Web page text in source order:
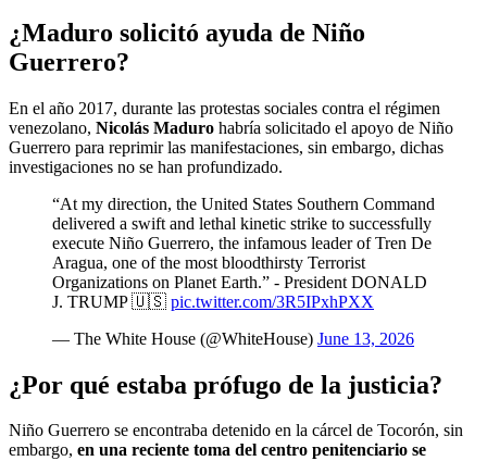
¿Maduro solicitó ayuda de Niño
Guerrero?
En el año 2017, durante las protestas sociales contra el régimen
venezolano, Nicolás Maduro habría solicitado el apoyo de Niño
Guerrero para reprimir las manifestaciones, sin embargo, dichas
investigaciones no se han profundizado.
“At my direction, the United States Southern Command
delivered a swift and lethal kinetic strike to successfully
execute Niño Guerrero, the infamous leader of Tren De
Aragua, one of the most bloodthirsty Terrorist
Organizations on Planet Earth.” - President DONALD
J. TRUMP 🇺🇸 pic.twitter.com/3R5IPxhPXX
— The White House (@WhiteHouse) June 13, 2026
¿Por qué estaba prófugo de la justicia?
Niño Guerrero se encontraba detenido en la cárcel de Tocorón, sin
embargo, en una reciente toma del centro penitenciario se